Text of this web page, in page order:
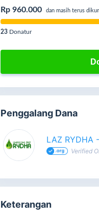
Rp 960.000 dan masih terus
23 Donatur
Penggalang Dana
LAZ RYDHA
Verified
Keterangan